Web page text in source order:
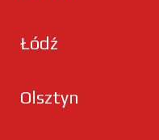
Łódź
Olsztyn